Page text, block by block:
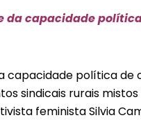
da capacidade
capacidade política de
sindicais rurais
feminista Silvia